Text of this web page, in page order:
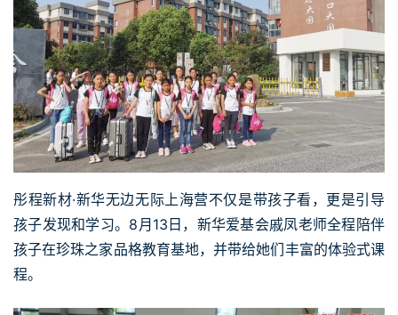
彤程新材·新华无边无际上海营不仅是带孩子看，更是引导
孩子发现和学习。8月13日，新华爱基会戚凤老师全程陪伴
孩子在珍珠之家品格教育基地，并带给她们丰富的体验式课
程。